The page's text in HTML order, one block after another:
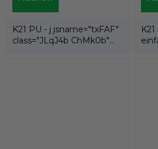
K21 PU - j jsname="txFAF"
class="JLqJ4b ChMk0b"